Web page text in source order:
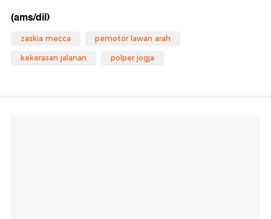
(ams/dil)
zaskia mecca pemotor lawan arah
kekerasan jalanan polper jogja